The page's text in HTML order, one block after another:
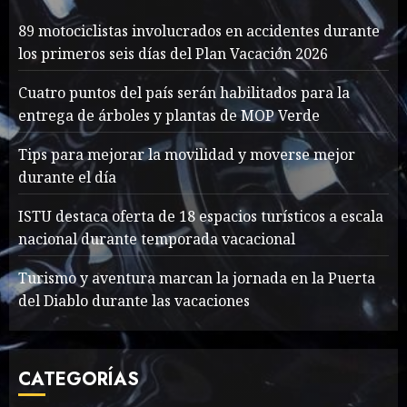
1
89 motociclistas
involucrados en
accidentes durante los
primeros seis días del Plan
Vacación 2026
AGOSTO 7, 2026 43
2
Searching for the
forgotten heroes of World
War Two
MAYO 14, 2024 861
Sex Talk? Its About Weight
89 motociclistas involucrados en accidentes durante
los primeros seis días del Plan Vacación 2026
Cuatro puntos del país serán habilitados para la
entrega de árboles y plantas de MOP Verde
Tips para mejorar la movilidad y moverse mejor
durante el día
ISTU destaca oferta de 18 espacios turísticos a escala
nacional durante temporada vacacional
Turismo y aventura marcan la jornada en la Puerta
del Diablo durante las vacaciones
CATEGORÍAS